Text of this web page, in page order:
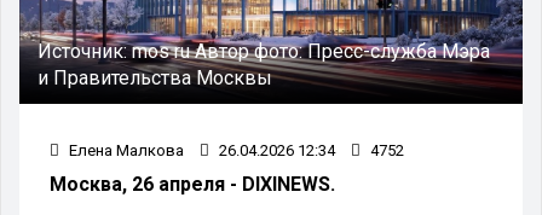
Источник:mos ruАвтор фото:Пресс-служба Мэра
и Правительства Москвы
Елена Малкова 26.04.2026 12:34 4752
Москва, 26 апреля - DIXINEWS.